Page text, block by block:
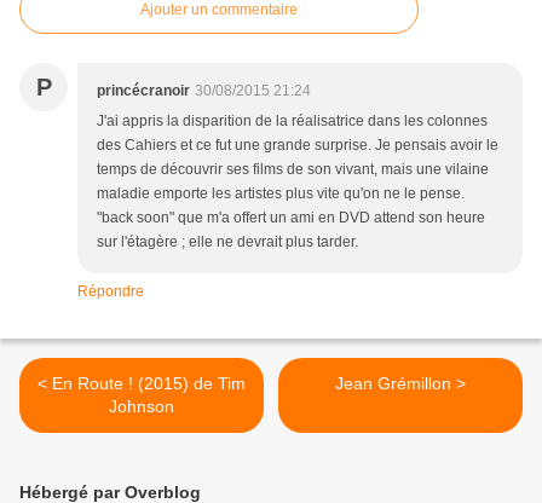
Ajouter un commentaire
P princécranoir 30/08/2015 21:24
J'ai appris la disparition de la réalisatrice dans les colonnes
des Cahiers et ce fut une grande surprise. Je pensais avoir le
temps de découvrir ses films de son vivant, mais une vilaine
maladie emporte les artistes plus vite qu'on ne le pense.
"back soon" que m'a offert un ami en DVD attend son heure
sur l'étagère ; elle ne devrait plus tarder.
Répondre
< En Route ! (2015) de Tim
Johnson
Jean Grémillon >
Hébergé par Overblog